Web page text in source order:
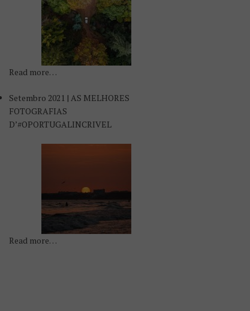
Read more…
Setembro 2021 | AS MELHORES
FOTOGRAFIAS
D’#OPORTUGALINCRIVEL
Read more…